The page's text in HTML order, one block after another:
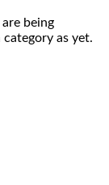
being
as yet.